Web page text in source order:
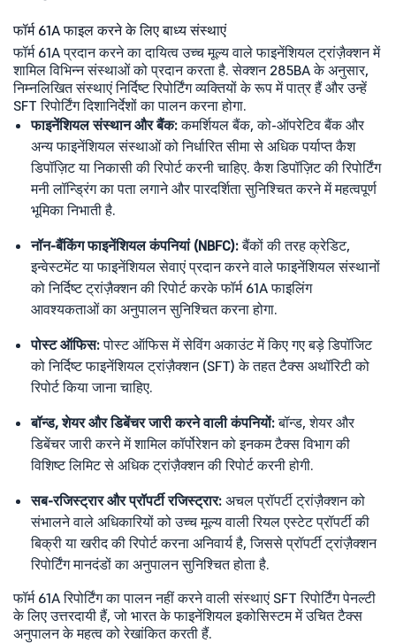
फॉर्म 61A फाइल करने के लिए बाध्य संस्थाएं
फॉर्म 61A प्रदान करने का दायित्व उच्च मूल्य वाले फाइनेंशियल ट्रांज़ैक्शन में
शामिल विभिन्न संस्थाओं को प्रदान करता है. सेक्शन 285BA के अनुसार,
निम्नलिखित संस्थाएं निर्दिष्ट रिपोर्टिंग व्यक्तियों के रूप में पात्र हैं और उन्हें
SFT रिपोर्टिंग दिशानिर्देशों का पालन करना होगा.
फाइनेंशियल संस्थान और बैंक:कमर्शियल बैंक, को-ऑपरेटिव बैंक और
अन्य फाइनेंशियल संस्थाओं को निर्धारित सीमा से अधिक पर्याप्त कैश
डिपॉज़िट या निकासी की रिपोर्ट करनी चाहिए. कैश डिपॉज़िट की रिपोर्टिंग
मनी लॉन्ड्रिंग का पता लगाने और पारदर्शिता सुनिश्चित करने में महत्वपूर्ण
भूमिका निभाती है.
नॉन-बैंकिंग फाइनेंशियल कंपनियां (NBFC):बैंकों की तरह क्रेडिट,
इन्वेस्टमेंट या फाइनेंशियल सेवाएं प्रदान करने वाले फाइनेंशियल संस्थानों
को निर्दिष्ट ट्रांज़ैक्शन की रिपोर्ट करके फॉर्म 61A फाइलिंग
आवश्यकताओं का अनुपालन सुनिश्चित करना होगा.
पोस्ट ऑफिस:पोस्ट ऑफिस में सेविंग अकाउंट में किए गए बड़े डिपॉजिट
को निर्दिष्ट फाइनेंशियल ट्रांज़ैक्शन (SFT) के तहत टैक्स अथॉरिटी को
रिपोर्ट किया जाना चाहिए.
बॉन्ड, शेयर और डिबेंचर जारी करने वाली कंपनियों:बॉन्ड, शेयर और
डिबेंचर जारी करने में शामिल कॉर्पोरेशन को इनकम टैक्स विभाग की
विशिष्ट लिमिट से अधिक ट्रांज़ैक्शन की रिपोर्ट करनी होगी.
सब-रजिस्ट्रार और प्रॉपर्टी रजिस्ट्रार: अचल प्रॉपर्टी ट्रांज़ैक्शन को
संभालने वाले अधिकारियों को उच्च मूल्य वाली रियल एस्टेट प्रॉपर्टी की
बिक्री या खरीद की रिपोर्ट करना अनिवार्य है, जिससे प्रॉपर्टी ट्रांज़ैक्शन
रिपोर्टिंग मानदंडों का अनुपालन सुनिश्चित होता है.
फॉर्म 61A रिपोर्टिंग का पालन नहीं करने वाली संस्थाएं SFT रिपोर्टिंग पेनल्टी
के लिए उत्तरदायी हैं, जो भारत के फाइनेंशियल इकोसिस्टम में उचित टैक्स
अनुपालन के महत्व को रेखांकित करती हैं.